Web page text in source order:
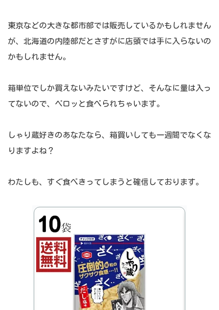
東京などの大きな都市部では販売しているかもしれません
が、北海道の内陸部だとさすがに店頭では手に入らないの
かもしれません。
箱単位でしか買えないみたいですけど、そんなに量は入っ
てないので、ペロッと食べられちゃいます。
しゃり蔵好きのあなたなら、箱買いしても一週間でなくな
りますよね？
わたしも、すぐ食べきってしまうと確信しております。